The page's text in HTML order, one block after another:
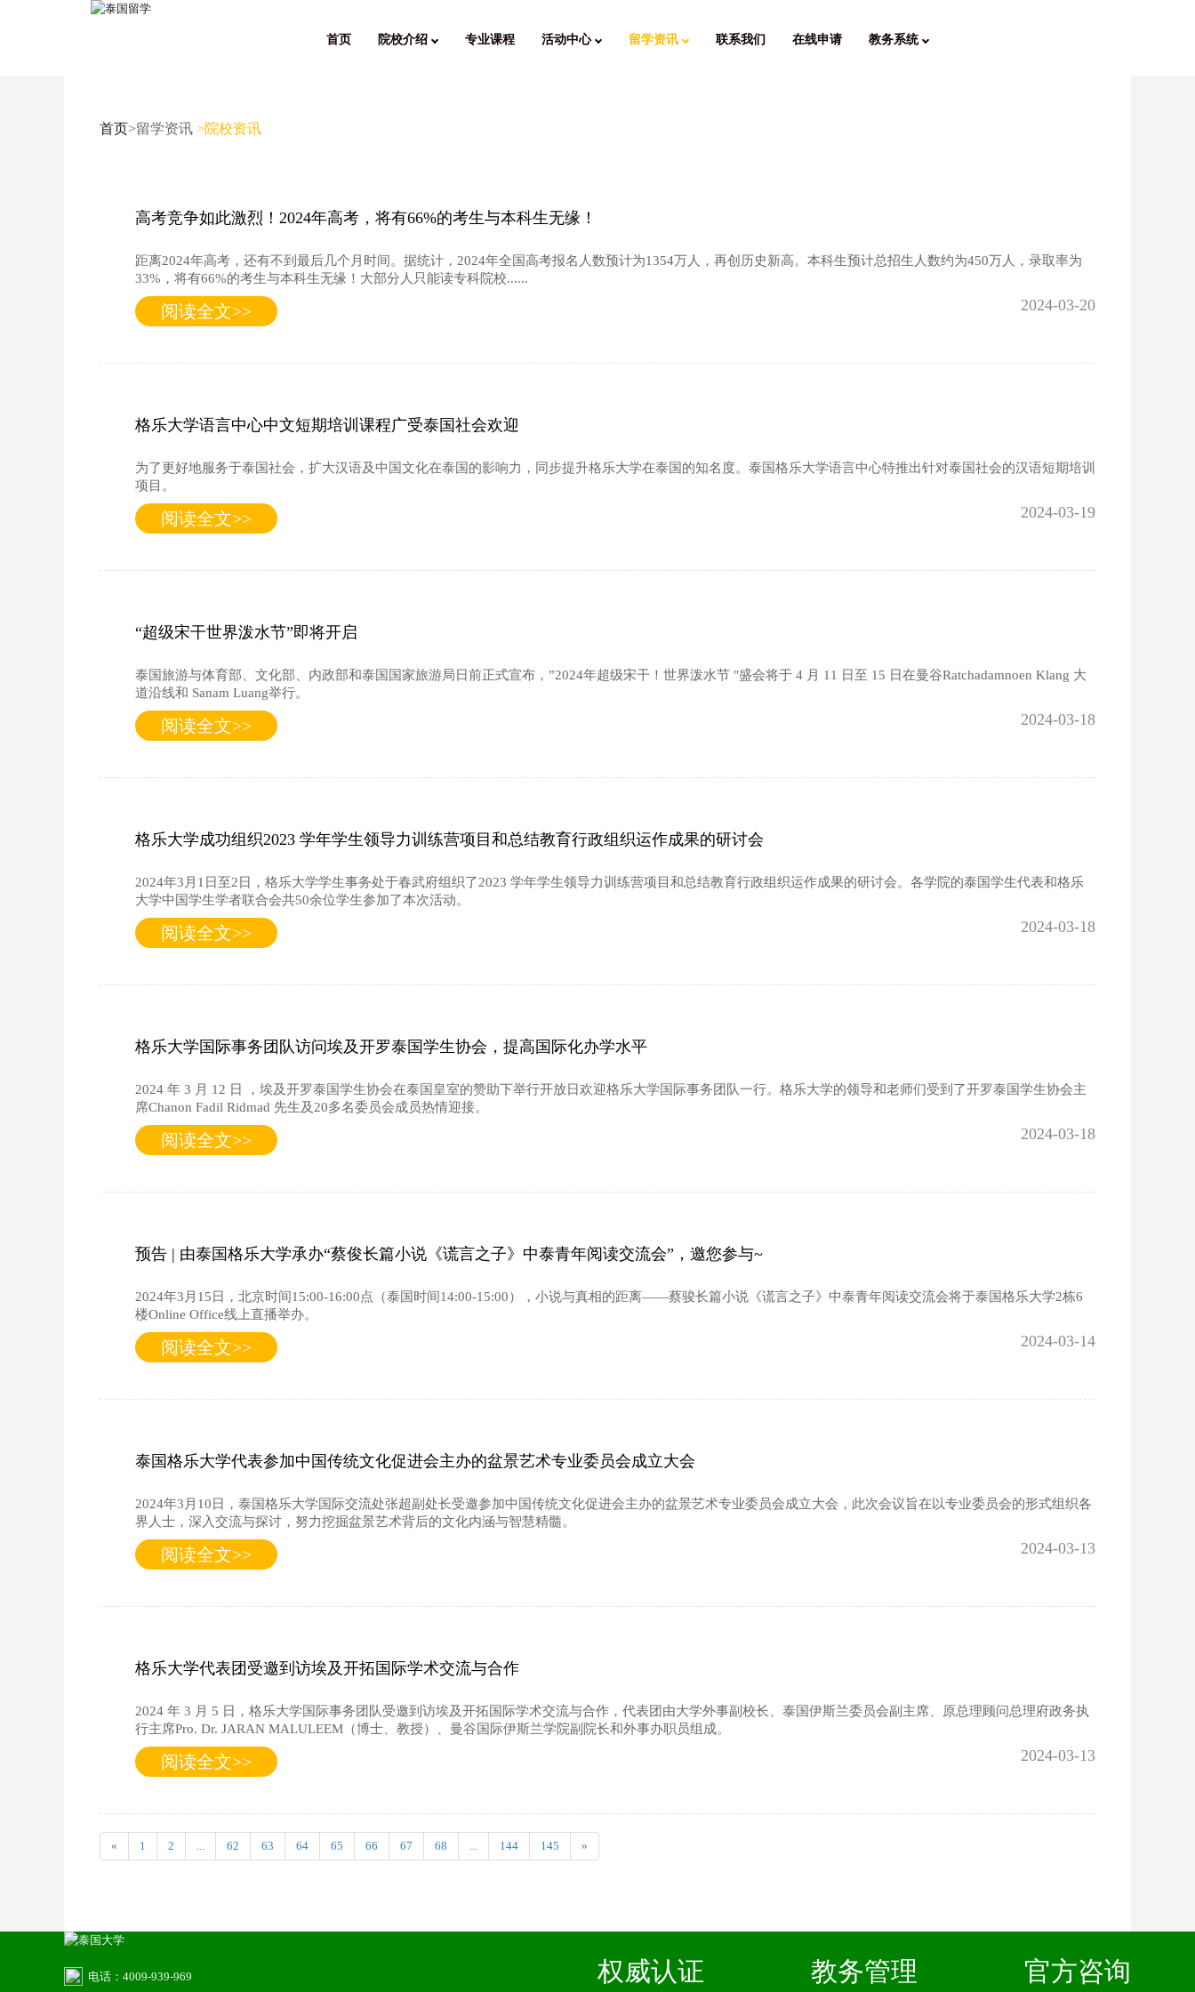
首页 院校介绍 专业课程 活动中心 留学资讯 联系我们 在线申请 教务系统
首页>留学资讯 >院校资讯
高考竞争如此激烈！2024年高考，将有66%的考生与本科生无缘！
距离2024年高考，还有不到最后几个月时间。据统计，2024年全国高考报名人数预计为1354万人，再创历史新高。本科生预计总招生人数约为450万人，录取率为
33%，将有66%的考生与本科生无缘！大部分人只能读专科院校......
阅读全文>> 2024-03-20
格乐大学语言中心中文短期培训课程广受泰国社会欢迎
为了更好地服务于泰国社会，扩大汉语及中国文化在泰国的影响力，同步提升格乐大学在泰国的知名度。泰国格乐大学语言中心特推出针对泰国社会的汉语短期培训
项目。
阅读全文>> 2024-03-19
“超级宋干世界泼水节”即将开启
泰国旅游与体育部、文化部、内政部和泰国国家旅游局日前正式宣布，”2024年超级宋干！世界泼水节 "盛会将于 4 月 11 日至 15 日在曼谷Ratchadamnoen Klang 大
道沿线和 Sanam Luang举行。
阅读全文>> 2024-03-18
格乐大学成功组织2023 学年学生领导力训练营项目和总结教育行政组织运作成果的研讨会
2024年3月1日至2日，格乐大学学生事务处于春武府组织了2023 学年学生领导力训练营项目和总结教育行政组织运作成果的研讨会。各学院的泰国学生代表和格乐
大学中国学生学者联合会共50余位学生参加了本次活动。
阅读全文>> 2024-03-18
格乐大学国际事务团队访问埃及开罗泰国学生协会，提高国际化办学水平
2024 年 3 月 12 日 ，埃及开罗泰国学生协会在泰国皇室的赞助下举行开放日欢迎格乐大学国际事务团队一行。格乐大学的领导和老师们受到了开罗泰国学生协会主
席Chanon Fadil Ridmad 先生及20多名委员会成员热情迎接。
阅读全文>> 2024-03-18
预告 | 由泰国格乐大学承办“蔡俊长篇小说《谎言之子》中泰青年阅读交流会”，邀您参与~
2024年3月15日，北京时间15:00-16:00点（泰国时间14:00-15:00），小说与真相的距离——蔡骏长篇小说《谎言之子》中泰青年阅读交流会将于泰国格乐大学2栋6
楼Online Office线上直播举办。
阅读全文>> 2024-03-14
泰国格乐大学代表参加中国传统文化促进会主办的盆景艺术专业委员会成立大会
2024年3月10日，泰国格乐大学国际交流处张超副处长受邀参加中国传统文化促进会主办的盆景艺术专业委员会成立大会，此次会议旨在以专业委员会的形式组织各
界人士，深入交流与探讨，努力挖掘盆景艺术背后的文化内涵与智慧精髓。
阅读全文>> 2024-03-13
格乐大学代表团受邀到访埃及开拓国际学术交流与合作
2024 年 3 月 5 日，格乐大学国际事务团队受邀到访埃及开拓国际学术交流与合作，代表团由大学外事副校长、泰国伊斯兰委员会副主席、原总理顾问总理府政务执
行主席Pro. Dr. JARAN MALULEEM（博士、教授）、曼谷国际伊斯兰学院副院长和外事办职员组成。
阅读全文>> 2024-03-13
« 1 2 ... 62 63 64 65 66 67 68 ... 144 145 »
电话：4009-939-969 权威认证 教务管理 官方咨询